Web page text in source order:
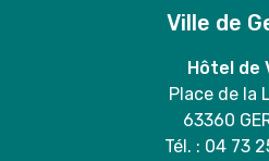
Ville de
Hôtel de
Place de la
63360
Tél. : 04 73